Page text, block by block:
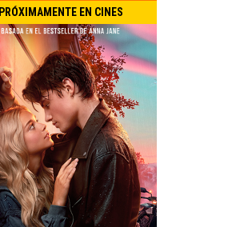
PRÓXIMAMENTE EN CINES
Título Original:
Estreno Argentina:
Género:
Drama
Romance
Duración:
País de Origen: